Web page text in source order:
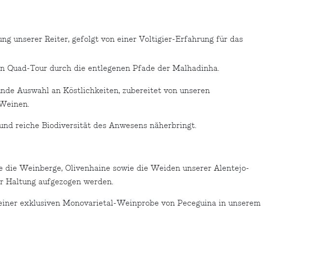
unserer Reiter, gefolgt von einer Voltigier-Erfahrung für das
Tour durch die entlegenen Pfade der Malhadinha.
Auswahl an Köstlichkeiten, zubereitet von unseren
reiche Biodiversität des Anwesens näherbringt.
Weinberge, Olivenhaine sowie die Weiden unserer Alentejo-
Haltung aufgezogen werden.
exklusiven Monovarietal-Weinprobe von Peceguina in unserem